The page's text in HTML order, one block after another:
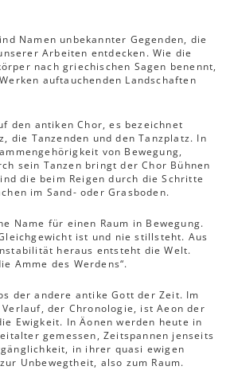
Namen unbekannter Gegenden, die
Arbeiten entdecken. Wie die
nach griechischen Sagen benennt,
auftauchenden Landschaften
den antiken Chor, es bezeichnet
die Tanzenden und den Tanzplatz. In
von Bewegung,
sein Tanzen bringt der Chor Bühnen
die beim Reigen durch die Schritte
im Sand- oder Grasboden.
Name für einen Raum in Bewegung.
ist und nie stillsteht. Aus
heraus entsteht die Welt.
Amme des Werdens“.
der andere antike Gott der Zeit. Im
der Chronologie, ist Aeon der
Ewigkeit. In Äonen werden heute in
gemessen, Zeitspannen jenseits
in ihrer quasi ewigen
Unbewegtheit, also zum Raum.